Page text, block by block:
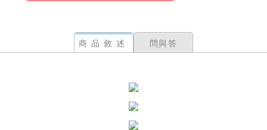
商品敘述 問與答